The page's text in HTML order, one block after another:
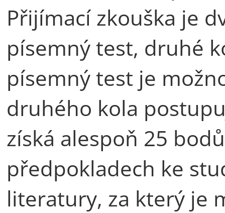
Přijímací zkouška je
písemný test, druhé
písemný test je
druhého kola
získá alespoň 25
předpokladech ke
literatury, za který je